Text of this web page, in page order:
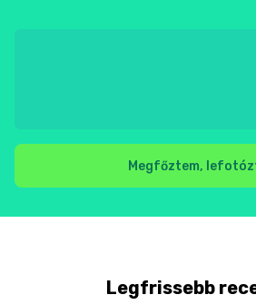
Megfőztem,
Legfrissebb